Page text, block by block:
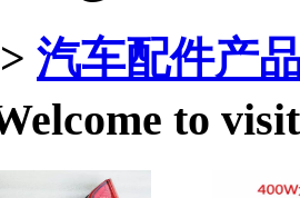
汽车配件产
to